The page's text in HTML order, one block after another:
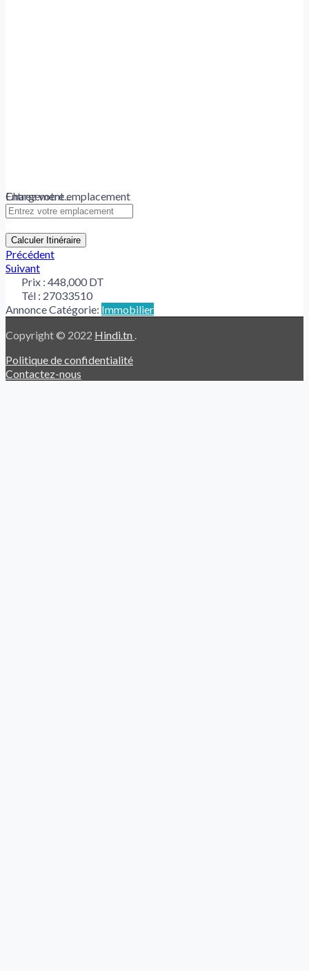
Chargement...
Entrez votre emplacement
Calculer Itinéraire
Précédent
Suivant
Prix : 448,000 DT
Tél : 27033510
Annonce Catégorie: Immobilier
Copyright © 2022 Hindi.tn .
Politique de confidentialité
Contactez-nous